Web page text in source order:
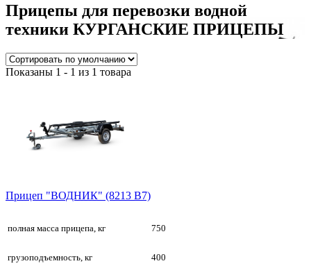
Прицепы для перевозки водной
техники КУРГАНСКИЕ ПРИЦЕПЫ
Показаны 1 - 1 из 1 товара
Прицеп "ВОДНИК" (8213 В7)
полная масса прицепа, кг 750
грузоподъемность, кг 400